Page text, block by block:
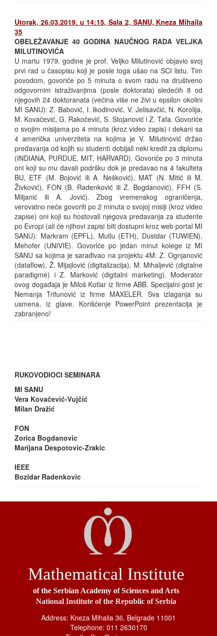
Utorak, 26.03.2019. u 14:15, Sala 2, SANU, Kneza Mihaila
35
OBELEŽAVANJE 40 GODINA NAUČNOG RADA VELJKA
MILUTINOVIĆA
U martu 1979. godine je prof. Veljko Milutinović objavio svoj
prvi rad u časopisu koji je posle toga ušao na SCI listu. Tim
povodom, govoriće po 5 minuta o svom radu na društveno
odgovornim istraživanjima (posle doktorata) sledećih 8 od
njegovih 24 doktoranata (većina više ne živi u epsilon okolini
MI SANU): Z. Babović, I. Ikodinović, V. Jelisavčić, N. Korolija,
M. Kovačević, G. Rakočević, S. Stojanović i Z. Tafa. Govoriće
o svojim misijama po 4 minuta (kroz video zapis) i dekani sa
4 američka univerziteta na kojima je V. Milutinović držao
predavanja od kojih su studenti dobijali neki kredit za diplomu
(INDIANA, PURDUE, MIT, HARVARD). Govoriće po 3 minuta
oni koji su mu davali podršku dok je predavao na 4 fakulteta
BU, ETF (M. Bojović ili A. Nešković), MAT (N. Mitić ili M.
Živković), FON (B. Radenković ili Z. Bogdanović), FFH (S.
Miljanić ili A. Jović). Zbog vremenskog ograničenja,
verovatno neće govoriti po 2 minuta o svojoj misiji (kroz video
zapise) oni koji su hostovali njegova predavanja za studente
po Evropi (ali će njihovi zapisi biti dostupni kroz web portal MI
SANU): Markram (EPFL), Mutlu (ETH), Dustdar (TUWIEN),
Mehofer (UNIVIE). Govoriće po jedan minut kolege iz MI
SANU sa kojima je sarađivao na projektu 4M: Z. Ognjanović
(dataflow), Ž. Mijajlović (digitalizacija), M. Mihaljević (digtalne
paradigme) i Z. Marković (digitalni marketing). Moderator
ovog događaja je Miloš Kotlar iz firme ABB. Specijalni gost je
Nemanja Trifunović iz firme MAXELER. Sva izlaganja su
usmena, iz glave. Korišćenje PowerPoint prezentacija je
zabranjeno!
RUKOVODIOCI SEMINARA
MI SANU
Vera Kovačević-Vujčić
Milan Dražić
FON
Zorica Bogdanovic
Marijana Despotovic-Zrakic
IEEE
Bozidar Radenkovic
Mathematical Institute
of the Serbian Academy of Sciences and Arts
National Institute of the Republic of Serbia
Address: Kneza Mihaila 36, Belgrade 11001
Telephone: 011 2630170